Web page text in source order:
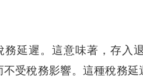
延遲。這意味著，存入
受稅務影響。這種稅務